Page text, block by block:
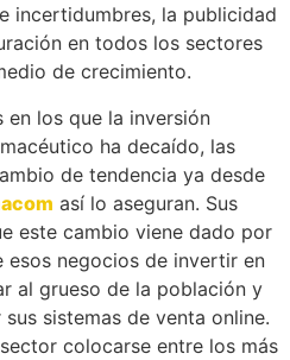
incertidumbres, la publicidad
en todos los sectores
de crecimiento.
en los que la inversión
ha decaído, las
de tendencia ya desde
así lo aseguran. Sus
este cambio viene dado por
esos negocios de invertir en
al grueso de la población y
sistemas de venta online.
colocarse entre los más